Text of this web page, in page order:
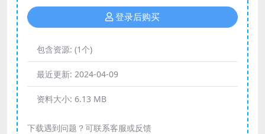
登录后购买
包含资源: (1个)
最近更新: 2024-04-09
资料大小: 6.13 MB
下载遇到问题？可联系客服或反馈